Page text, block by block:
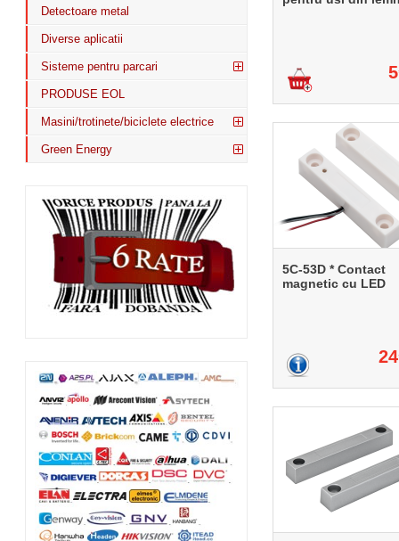
5
5C-53D * Contact
magnetic cu LED
24
Detectoare metal
Diverse aplicatii
Sisteme pentru parcari
PRODUSE EOL
Masini/trotinete/biciclete electrice
Green Energy